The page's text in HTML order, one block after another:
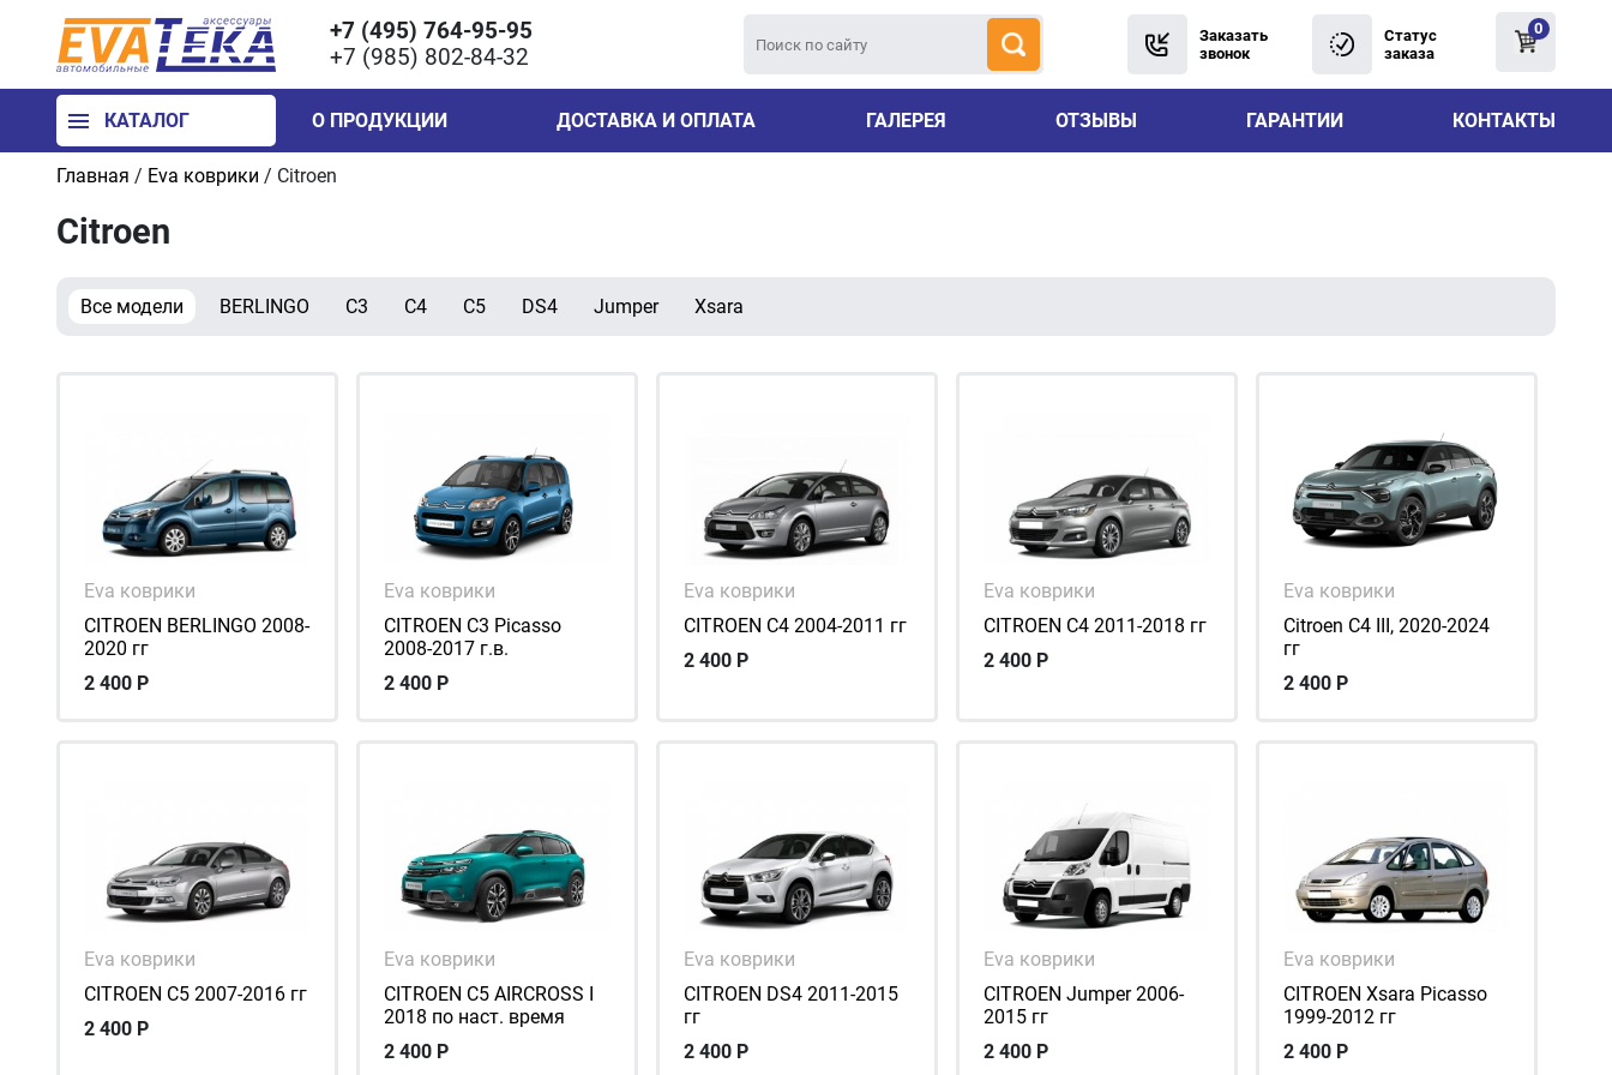
+7 (495) 764-95-95
+7 (985) 802-84-32
Заказать
звонок
Статус
заказа
0
КАТАЛОГ О ПРОДУКЦИИ ДОСТАВКА И ОПЛАТА ГАЛЕРЕЯ ОТЗЫВЫ ГАРАНТИИ КОНТАКТЫ
Главная / Eva коврики / Citroen
Citroen
Все модели BERLINGO C3 C4 C5 DS4 Jumper Xsara
Eva коврики
CITROEN BERLINGO 2008-
2020 гг
2 400 Р
Eva коврики
CITROEN C3 Picasso
2008-2017 г.в.
2 400 Р
Eva коврики
CITROEN C4 2004-2011 гг
2 400 Р
Eva коврики
CITROEN C4 2011-2018 гг
2 400 Р
Eva коврики
Citroen C4 III, 2020-2024
гг
2 400 Р
Eva коврики
CITROEN C5 2007-2016 гг
2 400 Р
Eva коврики
CITROEN C5 AIRCROSS I
2018 по наст. время
2 400 Р
Eva коврики
CITROEN DS4 2011-2015
гг
2 400 Р
Eva коврики
CITROEN Jumper 2006-
2015 гг
2 400 Р
Eva коврики
CITROEN Xsara Picasso
1999-2012 гг
2 400 Р